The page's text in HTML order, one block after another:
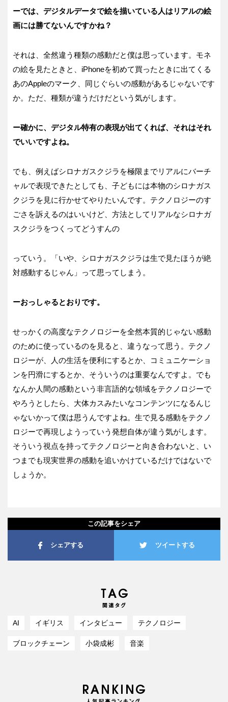
ーでは、デジタルデータで絵を描いている人はリアルの絵
画には勝てないんですかね？
それは、全然違う種類の感動だと僕は思っています。モネ
の絵を見たときと、iPhoneを初めて買ったときに出てくる
あのAppleのマーク、同じぐらいの感動があるじゃないです
か。ただ、種類が違うだけだという気がします。
ー確かに、デジタル特有の表現が出てくれば、それはそれ
でいいですよね。
でも、例えばシロナガスクジラを極限までリアルにバーチ
ャルで表現できたとしても、子どもには本物のシロナガス
クジラを見に行かせてやりたいんです。テクノロジーのす
ごさを訴えるのはいいけど、方法としてリアルなシロナガ
スクジラをつくってどうすんの
っていう。「いや、シロナガスクジラは生で見たほうが絶
対感動するじゃん」って思ってしまう。
ーおっしゃるとおりです。
せっかくの高度なテクノロジーを全然本質的じゃない感動
のために使っているのを見ると、違うなって思う。テクノ
ロジーが、人の生活を便利にするとか、コミュニケーショ
ンを円滑にするとか、そういうのは重要なんですよ。でも
なんか人間の感動という非言語的な領域をテクノロジーで
やろうとしたら、大体カスみたいなコンテンツになるんじ
ゃないかって僕は思うんですよね。生で見る感動をテクノ
ロジーで再現しようっていう発想自体が違う気がします。
そういう視点を持ってテクノロジーと向き合わないと、い
つまでも現実世界の感動を追いかけているだけではないで
しょうか。
この記事をシェア
シェアする ツイートする
AI イギリス インタビュー テクノロジー
ブロックチェーン 小袋成彬 音楽